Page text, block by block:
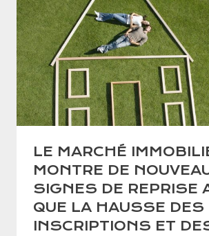
LE MARCHÉ
MONTRE DE
SIGNES DE REPRISE
QUE LA HAUSSE DES
INSCRIPTIONS ET